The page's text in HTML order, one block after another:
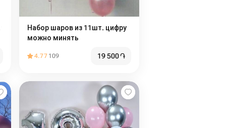
Набор шаров из 11шт. цифру
можно минять
4.77 109 19 500֏